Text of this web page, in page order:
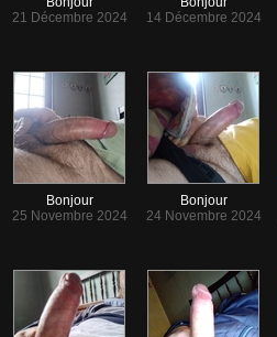
21 Décembre 2024
14 Décembre 2024
Bonjour
25 Novembre 2024
Bonjour
24 Novembre 2024